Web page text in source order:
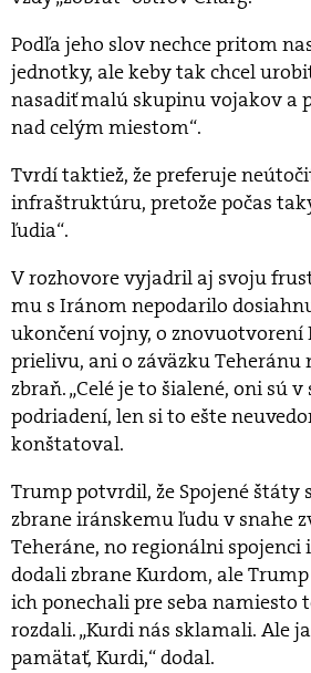
Podľa jeho slov nechce pritom
jednotky, ale keby tak chcel
nasadiť malú skupinu vojakov a
nad celým miestom“.
Tvrdí taktiež, že preferuje
infraštruktúru, pretože počas
ľudia“.
V rozhovore vyjadril aj svoju
mu s Iránom nepodarilo
ukončení vojny, o znovuotvorení
prielivu, ani o záväzku
zbraň. „Celé je to šialené, oni sú
podriadení, len si to ešte
konštatoval.
Trump potvrdil, že Spojené štáty
zbrane iránskemu ľudu v snahe
Teheráne, no regionálni spojenci
dodali zbrane Kurdom, ale
ich ponechali pre seba namiesto
rozdali. „Kurdi nás sklamali. Ale
pamätať, Kurdi,“ dodal.